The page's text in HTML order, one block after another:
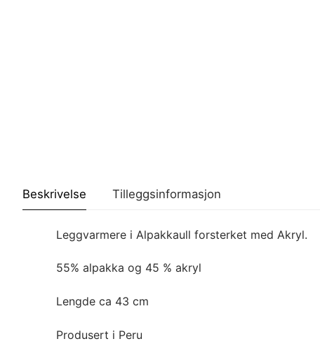
Beskrivelse Tilleggsinformasjon
Leggvarmere i Alpakkaull forsterket med Akryl.
55% alpakka og 45 % akryl
Lengde ca 43 cm
Produsert i Peru